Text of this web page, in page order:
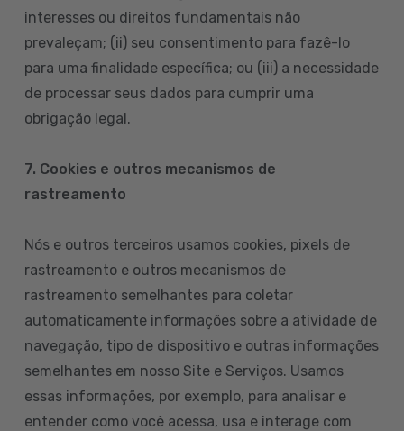
interesses ou direitos fundamentais não
prevaleçam; (ii) seu consentimento para fazê-lo
para uma finalidade específica; ou (iii) a necessidade
de processar seus dados para cumprir uma
obrigação legal.
7. Cookies e outros mecanismos de
rastreamento
Nós e outros terceiros usamos cookies, pixels de
rastreamento e outros mecanismos de
rastreamento semelhantes para coletar
automaticamente informações sobre a atividade de
navegação, tipo de dispositivo e outras informações
semelhantes em nosso Site e Serviços. Usamos
essas informações, por exemplo, para analisar e
entender como você acessa, usa e interage com